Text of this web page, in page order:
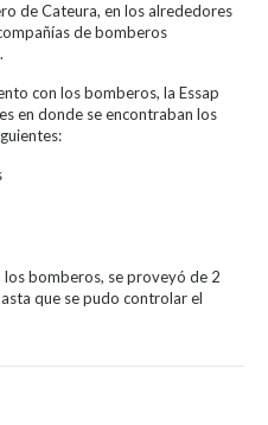
de Cateura, en los alrededores
de bomberos
con los bomberos, la Essap
en donde se encontraban los
los bomberos, se proveyó de 2
que se pudo controlar el